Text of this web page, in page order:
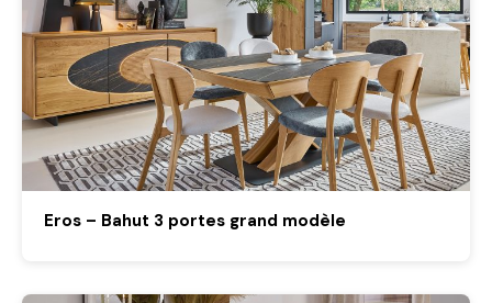
Eros – Bahut 3 portes grand modèle